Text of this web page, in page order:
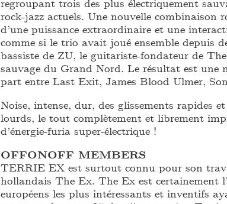
regroupant trois des plus électriquement
rock-jazz actuels. Une nouvelle combinaison
d’une puissance extraordinaire et une
comme si le trio avait joué ensemble depuis
bassiste de ZU, le guitariste-fondateur de
sauvage du Grand Nord. Le résultat est une
part entre Last Exit, James Blood Ulmer,
Noise, intense, dur, des glissements rapides
lourds, le tout complètement et librement
d’énergie-furia super-électrique !
OFFONOFF MEMBERS
TERRIE EX est surtout connu pour son
hollandais The Ex. The Ex est certainement
européens les plus intéressants et inventifs